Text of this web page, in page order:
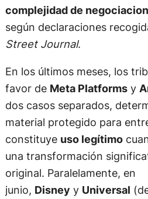
complejidad de
según declaraciones
Street Journal.
En los últimos meses, los
favor de Meta Platformsy
dos casos separados,
material protegido para
constituye uso legítimo
una transformación
original. Paralelamente, en
junio, Disney y Universal